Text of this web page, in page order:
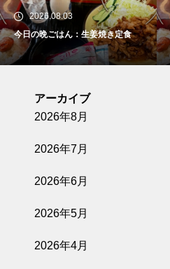
2026.08.03
今日の晩ごはん：生姜焼き定食
アーカイブ
2026年8月
2026年7月
2026年6月
2026年5月
2026年4月